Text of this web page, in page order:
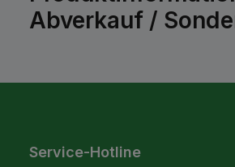
Abverkauf /
Service-Hotline